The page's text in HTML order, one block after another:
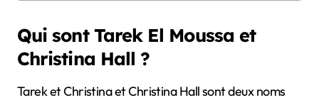
Qui sont Tarek El Moussa et
Christina Hall ?
Tarek et Christina et Christina Hall sont deux noms